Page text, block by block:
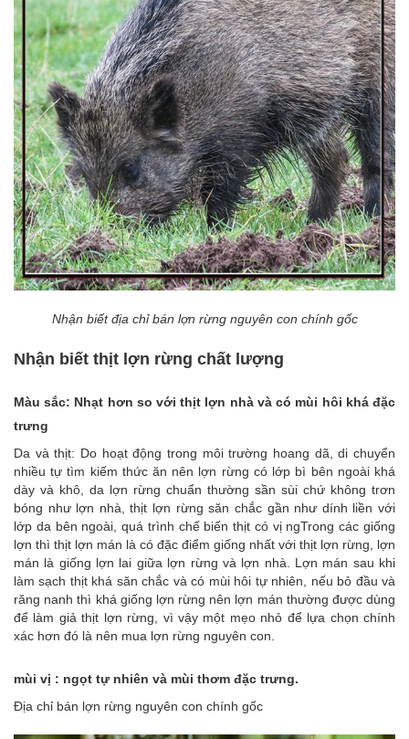
Nhận biết địa chỉ bán lợn rừng nguyên con chính gốc
Nhận biết thịt lợn rừng chất lượng
Màu sắc: Nhạt hơn so với thịt lợn nhà và có mùi hôi khá đặc
trưng
Da và thịt: Do hoạt động trong môi trường hoang dã, di chuyển
nhiều tự tìm kiếm thức ăn nên lợn rừng có lớp bì bên ngoài khá
dày và khô, da lợn rừng chuẩn thường sần sùi chứ không trơn
bóng như lợn nhà, thịt lợn rừng săn chắc gần như dính liền với
lớp da bên ngoài, quá trình chế biến thịt có vị ngTrong các giống
lợn thì thịt lợn mán là có đặc điểm giống nhất với thịt lợn rừng, lợn
mán là giống lợn lai giữa lợn rừng và lợn nhà. Lợn mán sau khi
làm sạch thịt khá săn chắc và có mùi hôi tự nhiên, nếu bỏ đầu và
răng nanh thì khá giống lợn rừng nên lợn mán thường được dùng
để làm giả thịt lợn rừng, vì vậy một mẹo nhỏ để lựa chọn chính
xác hơn đó là nên mua lợn rừng nguyên con.
mùi vị : ngọt tự nhiên và mùi thơm đặc trưng.
Địa chỉ bán lợn rừng nguyên con chính gốc